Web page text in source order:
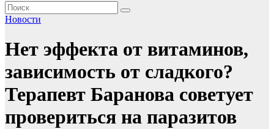
Новости
Нет эффекта от витаминов,
зависимость от сладкого?
Терапевт Баранова советует
провериться на паразитов